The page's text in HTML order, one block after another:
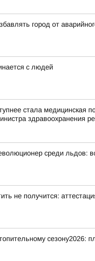
город от
с людей
стала
здравоохранения
среди льдов:
не получится:
сезону2026: